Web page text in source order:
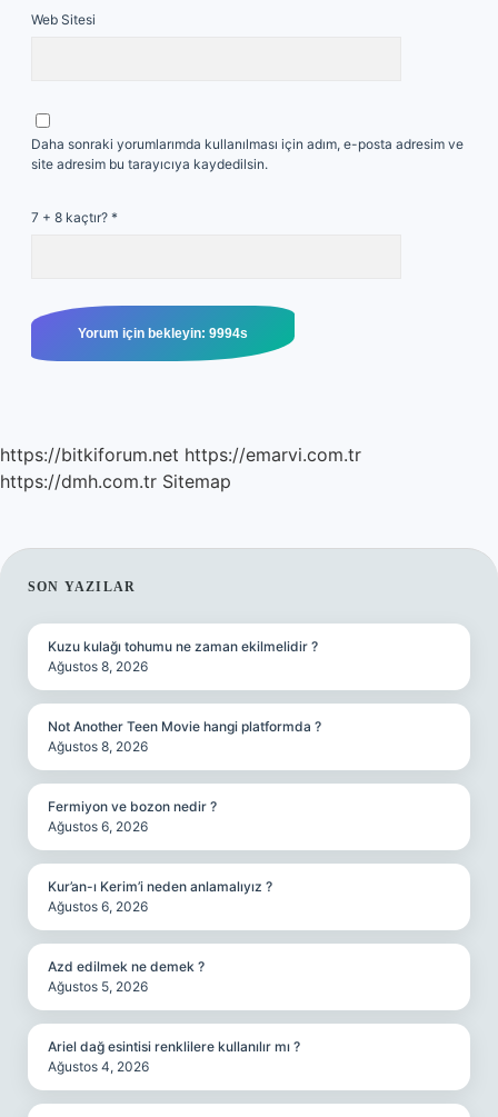
Web Sitesi
Daha sonraki yorumlarımda kullanılması için adım, e-posta adresim ve
site adresim bu tarayıcıya kaydedilsin.
7 + 8 kaçtır? *
https://bitkiforum.net https://emarvi.com.tr
https://dmh.com.tr Sitemap
SIDEBAR
SON YAZILAR
Kuzu kulağı tohumu ne zaman ekilmelidir ?
Ağustos 8, 2026
Not Another Teen Movie hangi platformda ?
Ağustos 8, 2026
Fermiyon ve bozon nedir ?
Ağustos 6, 2026
Kur’an-ı Kerim’i neden anlamalıyız ?
Ağustos 6, 2026
Azd edilmek ne demek ?
Ağustos 5, 2026
Ariel dağ esintisi renklilere kullanılır mı ?
Ağustos 4, 2026